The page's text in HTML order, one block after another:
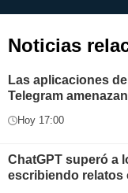
Noticias
Las aplicaciones
Telegram
Hoy 17:00
ChatGPT superó a
escribiendo relatos